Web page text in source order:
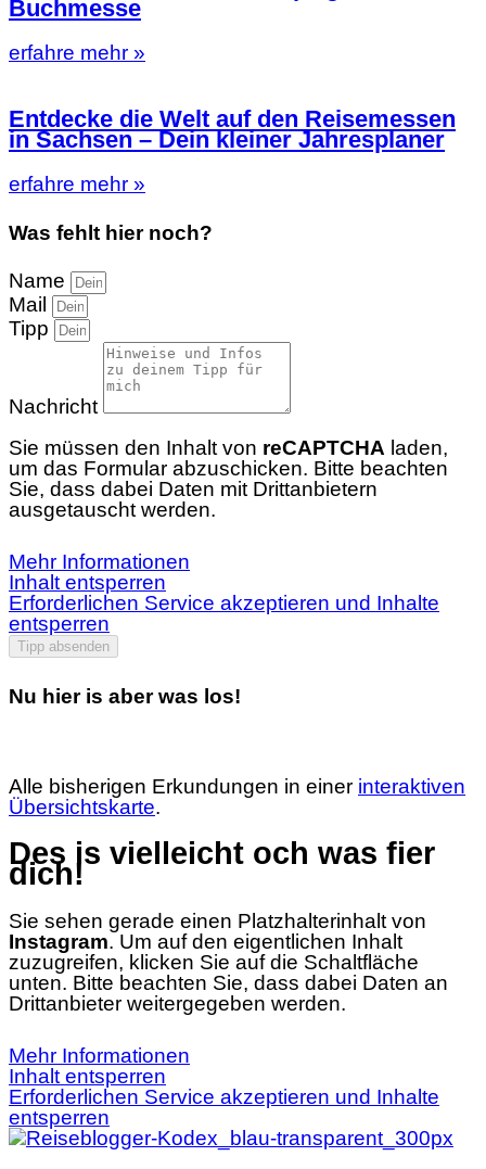
Buchmesse
erfahre mehr »
Entdecke die Welt auf den Reisemessen
in Sachsen – Dein kleiner Jahresplaner
erfahre mehr »
Was fehlt hier noch?
Name
Mail
Tipp
Nachricht
Sie müssen den Inhalt von reCAPTCHA laden,
um das Formular abzuschicken. Bitte beachten
Sie, dass dabei Daten mit Drittanbietern
ausgetauscht werden.
Mehr Informationen
Inhalt entsperren
Erforderlichen Service akzeptieren und Inhalte
entsperren
Tipp absenden
Nu hier is aber was los!
Alle bisherigen Erkundungen in einer interaktiven
Übersichtskarte.
Des is vielleicht och was fier
dich!
Sie sehen gerade einen Platzhalterinhalt von
Instagram. Um auf den eigentlichen Inhalt
zuzugreifen, klicken Sie auf die Schaltfläche
unten. Bitte beachten Sie, dass dabei Daten an
Drittanbieter weitergegeben werden.
Mehr Informationen
Inhalt entsperren
Erforderlichen Service akzeptieren und Inhalte
entsperren